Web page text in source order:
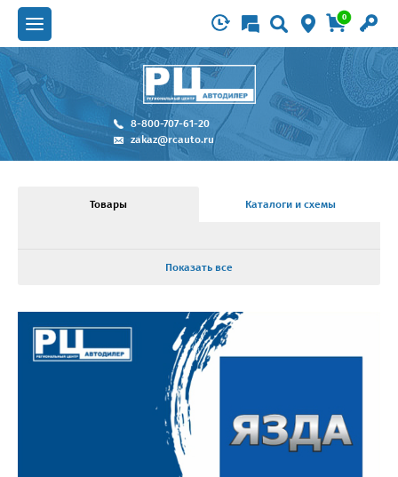
0
8-800-707-61-20
zakaz@rcauto.ru
Товары Каталоги и схемы
Показать все